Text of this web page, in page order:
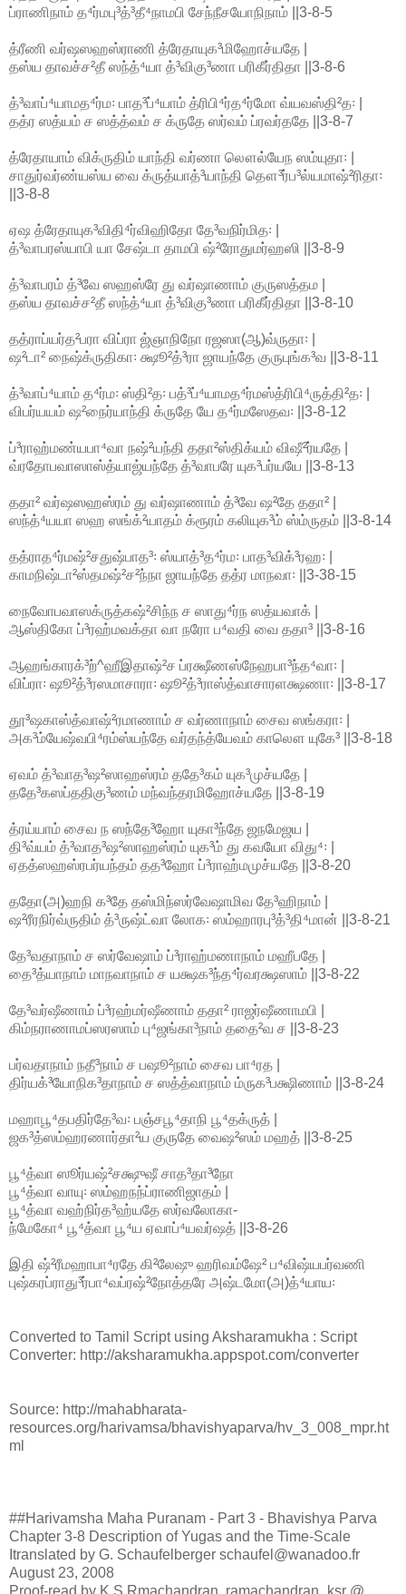
ப்ராணிநாம் த⁴ர்மபு³த்³தீ⁴நாமபி சேந்நீசயோநிநாம் ||3-8-5
த்ரீணி வர்ஷஸஹஸ்ராணி த்ரேதாயுக³மிஹோச்யதே |
தஸ்ய தாவச்ச²தீ ஸந்த்⁴யா த்³விகு³ணா பரிகீர்திதா ||3-8-6
த்³வாப்⁴யாமத⁴ர்ம꞉ பாத³ப்⁴யாம் த்ரிபி⁴ர்த⁴ர்மோ வ்யவஸ்தி²த꞉ |
தத்ர ஸத்யம் ச ஸத்த்வம் ச க்ருதே ஸர்வம் ப்ரவர்ததே ||3-8-7
த்ரேதாயாம் விக்ருதிம் யாந்தி வர்ணா லௌல்யேந ஸம்யுதா꞉ |
சாதுர்வர்ண்யஸ்ய வை க்ருத்யாத்³யாந்தி தௌ³ர்ப³ல்யமாஷ்²ரிதா꞉
||3-8-8
ஏஷ த்ரேதாயுக³விதி⁴ர்விஹிதோ தே³வநிர்மித꞉ |
த்³வாபரஸ்யாபி யா சேஷ்டா தாமபி ஷ்²ரோதுமர்ஹஸி ||3-8-9
த்³வாபரம் த்³வே ஸஹஸ்ரே து வர்ஷாணாம் குருஸத்தம |
தஸ்ய தாவச்ச²தீ ஸந்த்⁴யா த்³விகு³ணா பரிகீர்திதா ||3-8-10
தத்ராப்யர்த²பரா விப்ரா ஜ்ஞாநிநோ ரஜஸா(ஆ)வ்ருதா꞉ |
ஷ²டா² நைஷ்க்ருதிகா꞉ க்ஷூ²த்³ரா ஜாயந்தே குருபுங்க³வ ||3-8-11
த்³வாப்⁴யாம் த⁴ர்ம꞉ ஸ்தி²த꞉ பத்³ப்⁴யாமத⁴ர்மஸ்த்ரிபி⁴ருத்தி²த꞉ |
விபர்யயம் ஷ²நைர்யாந்தி க்ருதே யே த⁴ர்மஸேதவ꞉ ||3-8-12
ப்³ராஹ்மண்யபா⁴வா நஷ்²யந்தி ததா²ஸ்திக்யம் விஷீ²ர்யதே |
வ்ரதோபவாஸாஸ்த்யாஜ்யந்தே த்³வாபரே யுக³பர்யயே ||3-8-13
ததா² வர்ஷஸஹஸ்ரம் து வர்ஷாணாம் த்³வே ஷ²தே ததா² |
ஸந்த்⁴யயா ஸஹ ஸங்க்²யாதம் க்ரூரம் கலியுக³ம் ஸ்ம்ருதம் ||3-8-14
தத்ராத⁴ர்மஷ்²சதுஷ்பாத³꞉ ஸ்யாத்³த⁴ர்ம꞉ பாத³விக்³ரஹ꞉ |
காமநிஷ்டா²ஸ்தமஷ்²ச²ந்நா ஜாயந்தே தத்ர மாநவா꞉ ||3-38-15
நைவோபவாஸக்ருத்கஷ்²சிந்ந ச ஸாது⁴ர்ந ஸத்யவாக் |
ஆஸ்திகோ ப்³ரஹ்மவக்தா வா நரோ ப⁴வதி வை ததா³ ||3-8-16
ஆஹங்காரக்³ற்^ஹீஇதாஷ்²ச ப்ரக்ஷீணஸ்நேஹபா³ந்த⁴வா꞉ |
விப்ரா꞉ ஷூ²த்³ரஸமாசாரா꞉ ஷூ²த்³ராஸ்த்வாசாரளக்ஷணா꞉ ||3-8-17
தூ³ஷகாஸ்த்வாஷ்²ரமாணாம் ச வர்ணாநாம் சைவ ஸங்கரா꞉ |
அக³ம்யேஷ்வபி⁴ரம்ஸ்யந்தே வர்தந்த்யேவம் காலௌ யுகே³ ||3-8-18
ஏவம் த்³வாத³ஷ²ஸாஹஸ்ரம் ததே³கம் யுக³முச்யதே |
ததே³கஸப்ததிகு³ணம் மந்வந்தரமிஹோச்யதே ||3-8-19
த்ரய்யாம் சைவ ந ஸந்தே³ஹோ யுகா³ந்தே ஜநமேஜய |
தி³வ்யம் த்³வாத³ஷ²ஸாஹஸ்ரம் யுக³ம் து கவயோ விது⁴꞉ |
ஏதத்ஸஹஸ்ரபர்யந்தம் தத³ஹோ ப்³ராஹ்மமுச்யதே ||3-8-20
ததோ(அ)ஹநி க³தே தஸ்மிந்ஸர்வேஷாமிவ தே³ஹிநாம் |
ஷ²ரீரநிர்வ்ருதிம் த்³ருஷ்ட்வா லோக꞉ ஸம்ஹாரபு³த்³தி⁴மான் ||3-8-21
தே³வதாநாம் ச ஸர்வேஷாம் ப்³ராஹ்மணாநாம் மஹீபதே |
தை³த்யாநாம் மாநவாநாம் ச யக்ஷக³ந்த⁴ர்வரக்ஷஸாம் ||3-8-22
தே³வர்ஷீணாம் ப்³ரஹ்மர்ஷீணாம் ததா² ராஜர்ஷீணாமபி |
கிம்நராணாமப்ஸரஸாம் பு⁴ஜங்கா³நாம் ததை²வ ச ||3-8-23
பர்வதாநாம் நதீ³நாம் ச பஷூ²நாம் சைவ பா⁴ரத |
திர்யக்³யோநிக³தாநாம் ச ஸத்த்வாநாம் ம்ருக³பக்ஷிணாம் ||3-8-24
மஹாபூ⁴தபதிர்தே³வ꞉ பஞ்சபூ⁴தாநி பூ⁴தக்ருத் |
ஜக³த்ஸம்ஹரணார்தா²ய குருதே வைஷ²ஸம் மஹத் ||3-8-25
பூ⁴த்வா ஸூர்யஷ்²சக்ஷுஷீ சாத³தா³நோ
பூ⁴த்வா வாயு꞉ ஸம்ஹநந்ப்ராணிஜாதம் |
பூ⁴த்வா வஹ்நிர்த³ஹ்யதே ஸர்வலோகா-
ந்மேகோ⁴ பூ⁴த்வா பூ⁴ய ஏவாப்⁴யவர்ஷத் ||3-8-26
இதி ஷ்²ரீமஹாபா⁴ரதே கி²லேஷு ஹரிவம்ஷே² ப⁴விஷ்யபர்வணி
புஷ்கரப்ராது³ர்பா⁴வப்ரஷ்²நோத்தரே அஷ்டமோ(அ)த்⁴யாய꞉
Converted to Tamil Script using Aksharamukha : Script
Converter: http://aksharamukha.appspot.com/converter
Source: http://mahabharata-
resources.org/harivamsa/bhavishyaparva/hv_3_008_mpr.ht
ml
##Harivamsha Maha Puranam - Part 3 - Bhavishya Parva
Chapter 3-8 Description of Yugas and the Time-Scale
Itranslated by G. Schaufelberger schaufel@wanadoo.fr
August 23, 2008